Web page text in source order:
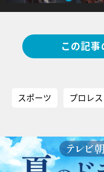
この記
スポーツ プロレス